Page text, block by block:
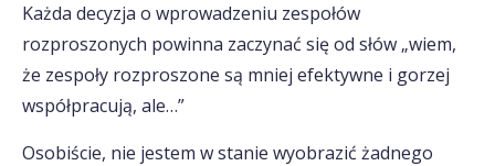
Każda decyzja o wprowadzeniu zespołów
rozproszonych powinna zaczynać się od słów „wiem,
że zespoły rozproszone są mniej efektywne i gorzej
współpracują, ale…”
Osobiście, nie jestem w stanie wyobrazić żadnego